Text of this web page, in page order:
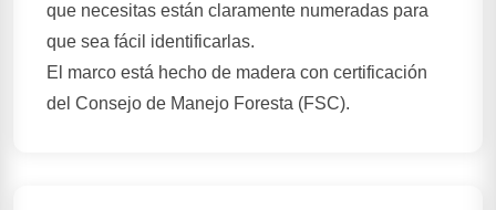
que necesitas están claramente numeradas para
que sea fácil identificarlas.
El marco está hecho de madera con certificación
del Consejo de Manejo Foresta (FSC).